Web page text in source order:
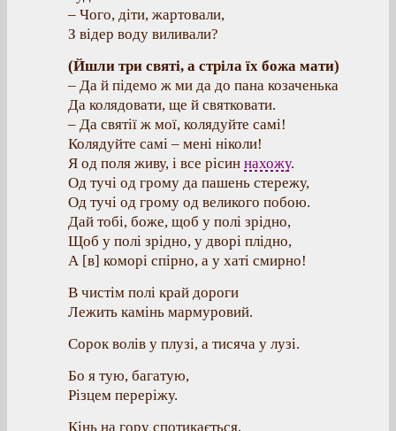
– Чого, діти, жартовали,
З відер воду виливали?
(Йшли три святі, а стріла їх божа мати)
– Да й підемо ж ми да до пана козаченька
Да колядовати, ще й святковати.
– Да святії ж мої, колядуйте самі!
Колядуйте самі – мені ніколи!
Я од поля живу, і все рісин нахожу.
Од тучі од грому да пашень стережу,
Од тучі од грому од великого побою.
Дай тобі, боже, щоб у полі зрідно,
Щоб у полі зрідно, у дворі плідно,
А [в] коморі спірно, а у хаті смирно!
В чистім полі край дороги
Лежить камінь мармуровий.
Сорок волів у плузі, а тисяча у лузі.
Бо я тую, багатую,
Різцем переріжу.
Кінь на гору спотикається,